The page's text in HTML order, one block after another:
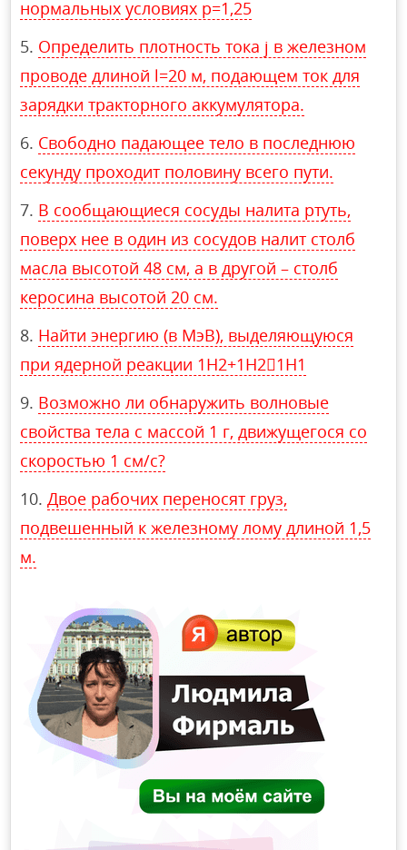
нормальных условиях p=1,25
Определить плотность тока j в железном
проводе длиной l=20 м, подающем ток для
зарядки тракторного аккумулятора.
Свободно падающее тело в последнюю
секунду проходит половину всего пути.
В сообщающиеся сосуды налита ртуть,
поверх нее в один из сосудов налит столб
масла высотой 48 см, а в другой – столб
керосина высотой 20 см.
Найти энергию (в МэВ), выделяющуюся
при ядерной реакции 1H2+1H21H1
Возможно ли обнаружить волновые
свойства тела с массой 1 г, движущегося со
скоростью 1 см/с?
Двое рабочих переносят груз,
подвешенный к железному лому длиной 1,5
м.